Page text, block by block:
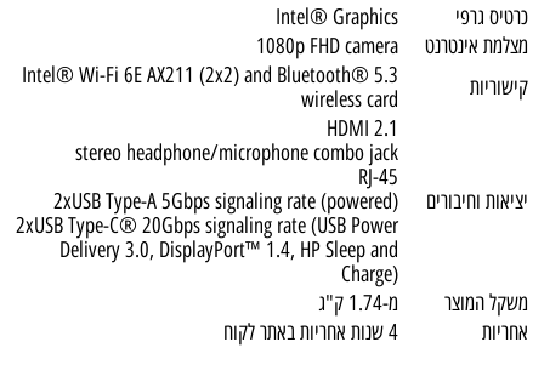
כרטיס גרפי
Intel® Graphics
מצלמת אינטרנט
1080p FHD camera
קישוריות
Intel® Wi-Fi 6E AX211 (2x2) and Bluetooth® 5.3
wireless card
יציאות וחיבורים
HDMI 2.1
stereo headphone/microphone combo jack
RJ-45
2xUSB Type-A 5Gbps signaling rate (powered)
2xUSB Type-C® 20Gbps signaling rate (USB Power
Delivery 3.0, DisplayPort™ 1.4, HP Sleep and
Charge)
משקל המוצר
מ-1.74 ק"ג
אחריות
4 שנות אחריות באתר לקוח